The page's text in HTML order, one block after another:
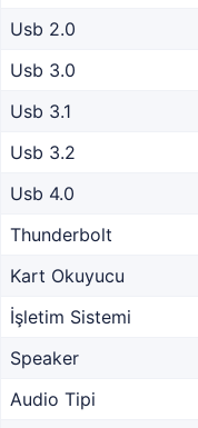
Usb 2.0
Usb 3.0
Usb 3.1
Usb 3.2
Usb 4.0
Thunderbolt
Kart Okuyucu
İşletim Sistemi
Speaker
Audio Tipi